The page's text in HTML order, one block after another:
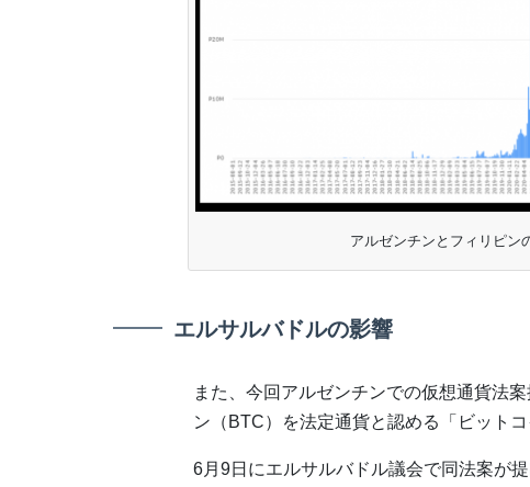
アルゼンチンとフィリピン
エルサルバドルの影響
また、今回アルゼンチンでの仮想通貨法
ン（BTC）を法定通貨と認める「ビット
6月9日にエルサルバドル議会で同法案が